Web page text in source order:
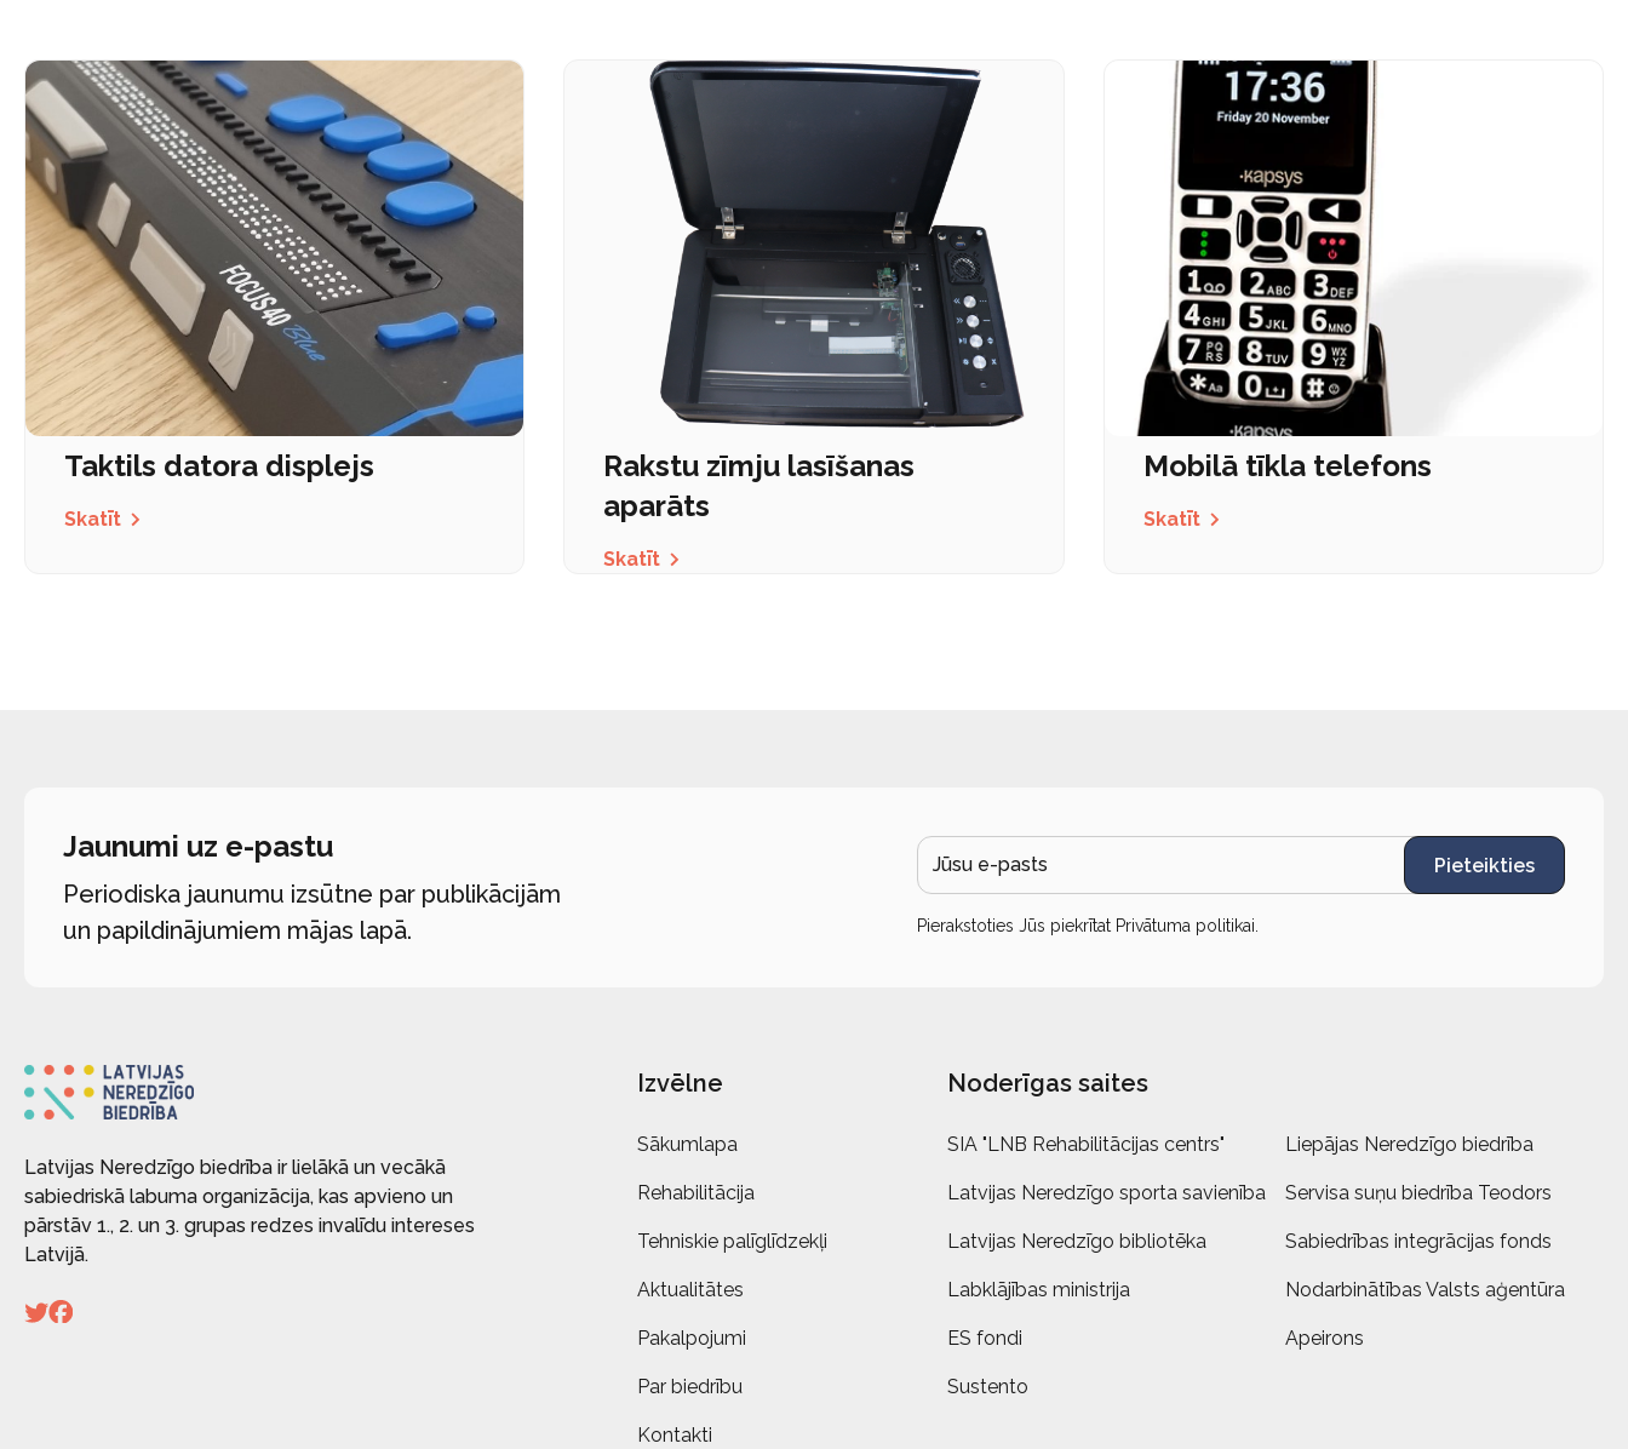
Taktils datora displejs
Skatīt
Rakstu zīmju lasīšanas
aparāts
Skatīt
Mobilā tīkla telefons
Skatīt
Jaunumi uz e-pastu
Periodiska jaunumu izsūtne par publikācijām
un papildinājumiem mājas lapā.
Pieteikties
Pierakstoties Jūs piekrītat Privātuma politikai
Latvijas Neredzīgo biedrība ir lielākā un vecākā
sabiedriskā labuma organizācija, kas apvieno un
pārstāv 1., 2. un 3. grupas redzes invalīdu intereses
Latvijā.
Izvēlne
Sākumlapa
Rehabilitācija
Tehniskie palīglīdzekļi
Aktualitātes
Pakalpojumi
Par biedrību
Kontakti
Noderīgas saites
SIA "LNB Rehabilitācijas centrs" Liepājas Neredzīgo biedrība
Latvijas Neredzīgo sporta savienība Servisa suņu biedrība Teodors
Latvijas Neredzīgo bibliotēka Sabiedrības integrācijas fonds
Labklājības ministrija Nodarbinātības Valsts aģentūra
ES fondi Apeirons
Sustento